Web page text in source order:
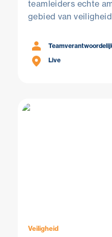
teamleiders echte
gebied van
Live
Veiligheid